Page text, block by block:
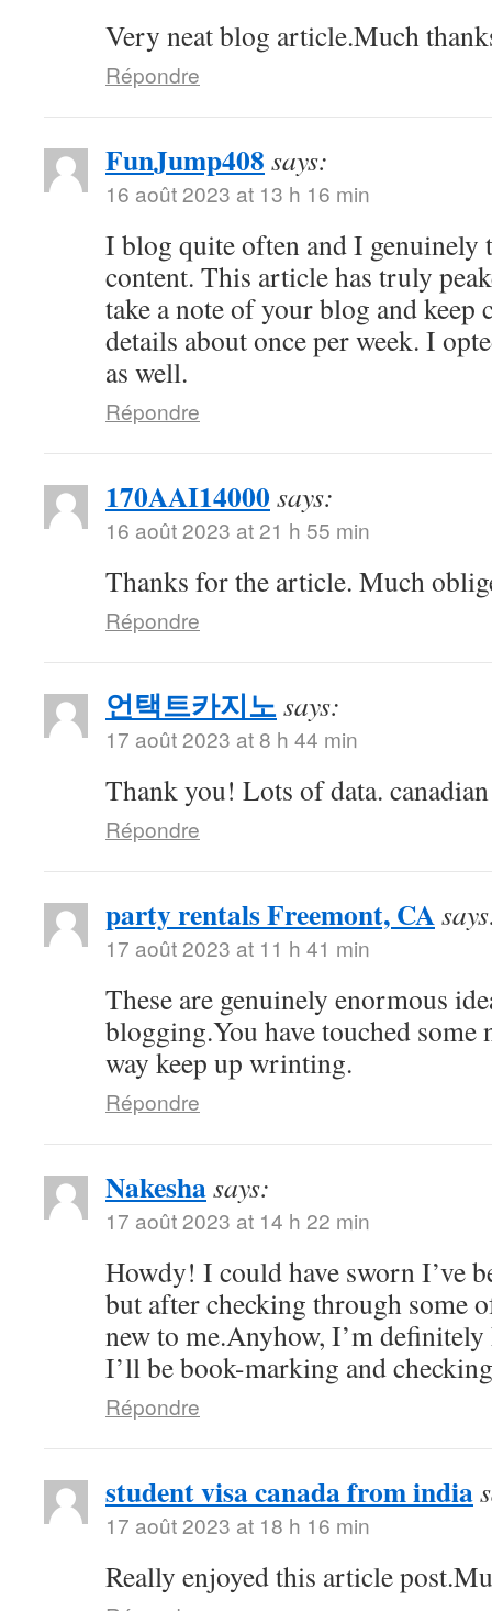
Very neat blog article.Much
Répondre
FunJump408 says:
16 août 2023 at 13 h 16 min
I blog quite often and I genuinely
content. This article has truly
take a note of your blog and keep
details about once per week. I
as well.
Répondre
170AAI14000says:
16 août 2023 at 21 h 55 min
Thanks for the article. Much
Répondre
언택트카지노says:
17 août 2023 at 8 h 44 min
Thank you! Lots of data.
Répondre
party rentals Freemont, CA
17 août 2023 at 11 h 41 min
These are genuinely enormous
blogging.You have touched some
way keep up wrinting.
Répondre
Nakeshasays:
17 août 2023 at 14 h 22 min
Howdy! I could have sworn I’ve
but after checking through some
new to me.Anyhow, I’m
I’ll be book-marking and
Répondre
student visa canada from india
17 août 2023 at 18 h 16 min
Really enjoyed this article